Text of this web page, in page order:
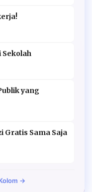
yang
Gratis Sama Saja
→